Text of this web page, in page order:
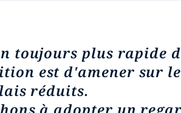
toujours plus rapide
est d'amener sur
réduits.